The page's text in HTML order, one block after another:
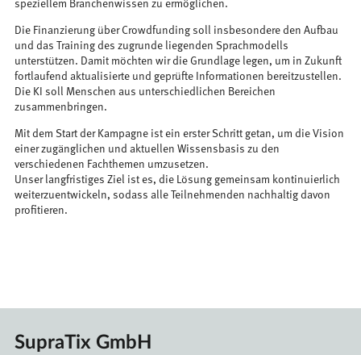
speziellem Branchenwissen zu ermöglichen.
Die Finanzierung über Crowdfunding soll insbesondere den Aufbau
und das Training des zugrunde liegenden Sprachmodells
unterstützen. Damit möchten wir die Grundlage legen, um in Zukunft
fortlaufend aktualisierte und geprüfte Informationen bereitzustellen.
Die KI soll Menschen aus unterschiedlichen Bereichen
zusammenbringen.
Mit dem Start der Kampagne ist ein erster Schritt getan, um die Vision
einer zugänglichen und aktuellen Wissensbasis zu den
verschiedenen Fachthemen umzusetzen.
Unser langfristiges Ziel ist es, die Lösung gemeinsam kontinuierlich
weiterzuentwickeln, sodass alle Teilnehmenden nachhaltig davon
profitieren.
SupraTix GmbH